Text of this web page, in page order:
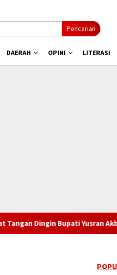
Pencarian
DAERAH OPINI LITERASI
Yusran Akbar ‎Terkait